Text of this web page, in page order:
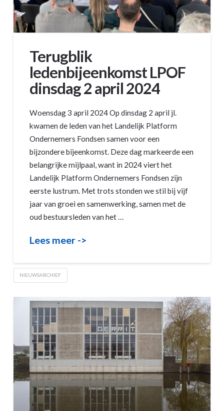
Terugblik
ledenbijeenkomst LPOF
dinsdag 2 april 2024
Woensdag 3 april 2024 Op dinsdag 2 april jl.
kwamen de leden van het Landelijk Platform
Ondernemers Fondsen samen voor een
bijzondere bijeenkomst. Deze dag markeerde een
belangrijke mijlpaal, want in 2024 viert het
Landelijk Platform Ondernemers Fondsen zijn
eerste lustrum. Met trots stonden we stil bij vijf
jaar van groei en samenwerking, samen met de
oud bestuursleden van het …
Lees meer ->
NIEUWSARCHIEF